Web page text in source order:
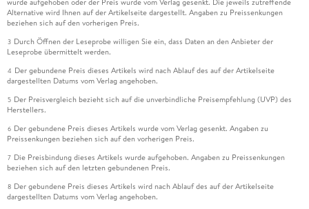
betörender Beredsamkeit die existenziellen
Grenzerfahrungen von Geburt, Liebe und Tod. Sein Buch ist
so einladend wie der Titel. Gustav Seibt, Süddeutsche
Zeitung, 25. 01. 2022
Alternative wird Ihnen auf der Artikelseite dargestellt. Angaben zu Preissenkungen
beziehen sich auf den vorherigen Preis.
3 Durch Öffnen der Leseprobe willigen Sie ein, dass Daten an den Anbieter der
Leseprobe übermittelt werden.
4 Der gebundene Preis dieses Artikels wird nach Ablauf des auf der Artikelseite
dargestellten Datums vom Verlag angehoben.
5 Der Preisvergleich bezieht sich auf die unverbindliche Preisempfehlung (UVP) des
Herstellers.
6 Der gebundene Preis dieses Artikels wurde vom Verlag gesenkt. Angaben zu
Preissenkungen beziehen sich auf den vorherigen Preis.
7 Die Preisbindung dieses Artikels wurde aufgehoben. Angaben zu Preissenkungen
beziehen sich auf den letzten gebundenen Preis.
8 Der gebundene Preis dieses Artikels wird nach Ablauf des auf der Artikelseite
dargestellten Datums vom Verlag angehoben.